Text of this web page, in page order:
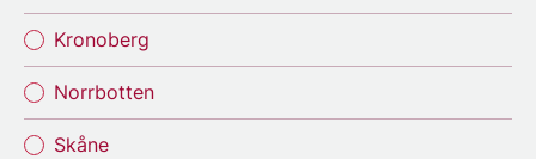
Kronoberg
Norrbotten
Skåne